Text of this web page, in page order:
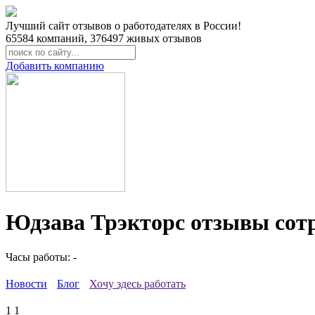
Лучший сайт отзывов о работодателях в России!
65584 компаний, 376497 живых отзывов
Добавить компанию
Юдзава Трэкторс отзывы
Часы работы: -
Новости Блог Хочу здесь работать
1 1